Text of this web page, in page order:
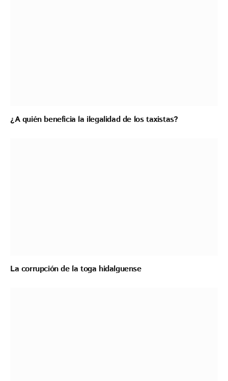
¿A quién beneficia la ilegalidad de los taxistas?
La corrupción de la toga hidalguense